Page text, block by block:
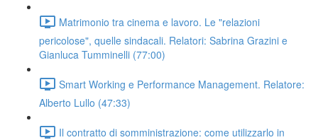
Matrimonio tra cinema e lavoro. Le "relazioni
pericolose", quelle sindacali. Relatori: Sabrina Grazini e
Gianluca Tumminelli (77:00)
Smart Working e Performance Management. Relatore:
Alberto Lullo (47:33)
Il contratto di somministrazione: come utilizzarlo in